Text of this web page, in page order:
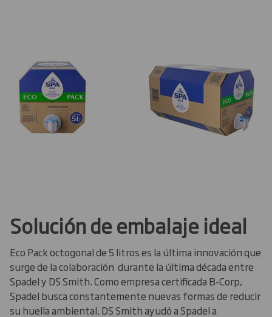
Solución de embalaje ideal
Eco Pack octogonal de 5 litros es la última innovación que
surge de la colaboración durante la última década entre
Spadel y DS Smith. Como empresa certificada B-Corp,
Spadel busca constantemente nuevas formas de reducir
su huella ambiental. DS Smith ayudó a Spadel a